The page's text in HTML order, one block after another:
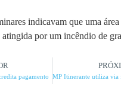
indicavam que uma área
atingida por um incêndio de
pagamento